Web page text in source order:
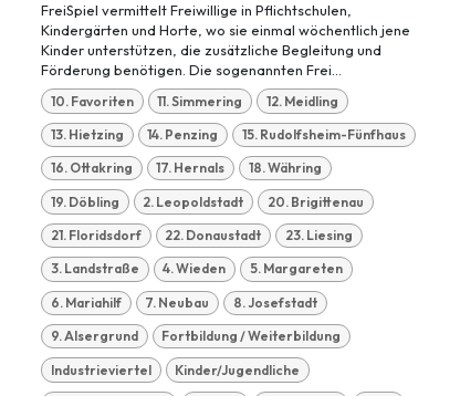
FreiSpiel vermittelt Freiwillige in Pflichtschulen,
Kindergärten und Horte, wo sie einmal wöchentlich jene
Kinder unterstützen, die zusätzliche Begleitung und
Förderung benötigen. Die sogenannten Frei...
10. Favoriten 11. Simmering 12. Meidling
13. Hietzing 14. Penzing 15. Rudolfsheim-Fünfhaus
16. Ottakring 17. Hernals 18. Währing
19. Döbling 2. Leopoldstadt 20. Brigittenau
21. Floridsdorf 22. Donaustadt 23. Liesing
3. Landstraße 4. Wieden 5. Margareten
6. Mariahilf 7. Neubau 8. Josefstadt
9. Alsergrund Fortbildung / Weiterbildung
Industrieviertel Kinder/Jugendliche